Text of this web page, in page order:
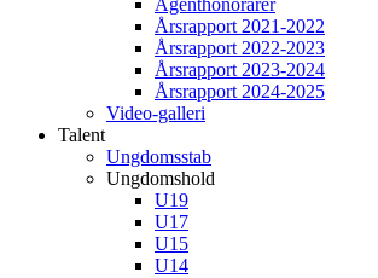
Agenthonorarer
Årsrapport 2021-2022
Årsrapport 2022-2023
Årsrapport 2023-2024
Årsrapport 2024-2025
Video-galleri
Talent
Ungdomsstab
Ungdomshold
U19
U17
U15
U14